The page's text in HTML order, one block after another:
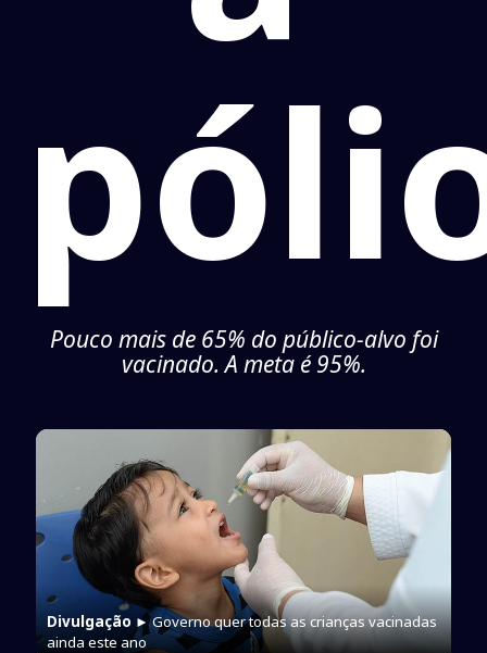
Pouco mais de 65% do público-alvo foi
vacinado. A meta é 95%.
Divulgação ► Governo quer todas as crianças vacinadas
ainda este ano